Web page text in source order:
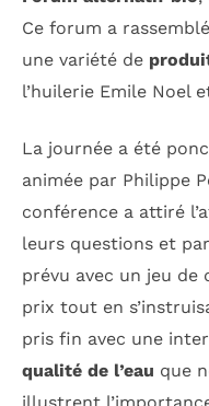
Ce forum a
une variété de
l’huilerie Emile Noel
La journée a été
animée par Philippe
conférence a attiré
leurs questions et
prévu avec un jeu
prix tout en
pris fin avec une
qualité de l’eau que